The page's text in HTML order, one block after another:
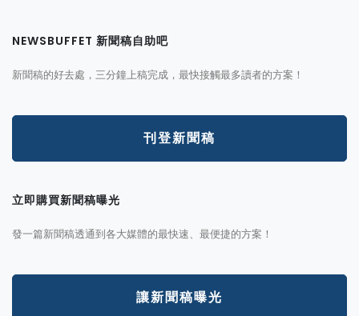
NEWSBUFFET 新聞稿自助吧
新聞稿的好去處，三分鐘上稿完成，最快接觸最多讀者的方案！
刊登新聞稿
立即購買新聞稿曝光
發一篇新聞稿透通到各大媒體的最快速、最便捷的方案！
讓新聞稿曝光